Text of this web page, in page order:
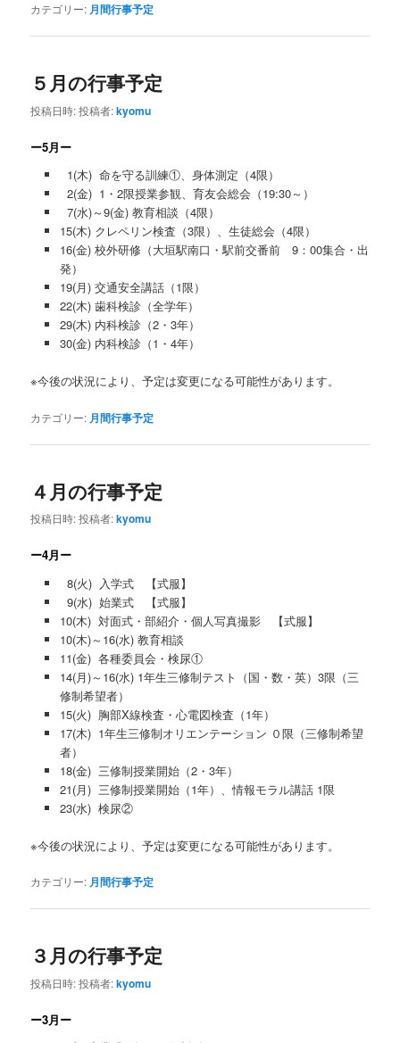
カテゴリー: 月間行事予定
５月の行事予定
投稿日時:投稿者:kyomu
ー5月ー
1(木) 命を守る訓練①、身体測定（4限）
2(金) 1・2限授業参観、育友会総会（19:30～）
7(水)～9(金) 教育相談（4限）
15(木) クレペリン検査（3限）、生徒総会（4限）
16(金) 校外研修（大垣駅南口・駅前交番前 9：00集合・出
発）
19(月) 交通安全講話（1限）
22(木) 歯科検診（全学年）
29(木) 内科検診（2・3年）
30(金) 内科検診（1・4年）
※今後の状況により、予定は変更になる可能性があります。
カテゴリー: 月間行事予定
４月の行事予定
投稿日時:投稿者:kyomu
ー4月ー
8(火) 入学式 【式服】
9(水) 始業式 【式服】
10(木) 対面式・部紹介・個人写真撮影 【式服】
10(木)～16(水) 教育相談
11(金) 各種委員会・検尿①
14(月)～16(水) 1年生三修制テスト（国・数・英）3限（三
修制希望者）
15(火) 胸部X線検査・心電図検査（1年）
17(木) 1年生三修制オリエンテーション ０限（三修制希望
者）
18(金) 三修制授業開始（2・3年）
21(月) 三修制授業開始（1年）、情報モラル講話 1限
23(水) 検尿②
※今後の状況により、予定は変更になる可能性があります。
カテゴリー: 月間行事予定
３月の行事予定
投稿日時:投稿者:kyomu
ー3月ー